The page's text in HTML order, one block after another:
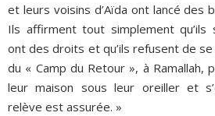
et leurs voisins d’Aïda ont lancé des
Ils affirment tout simplement qu’ils
ont des droits et qu’ils refusent de
du « Camp du Retour », à Ramallah,
leur maison sous leur oreiller et
relève est assurée. »